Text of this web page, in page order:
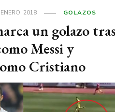
2018 GOLAZOS
un golazo
Messi y
Cristiano